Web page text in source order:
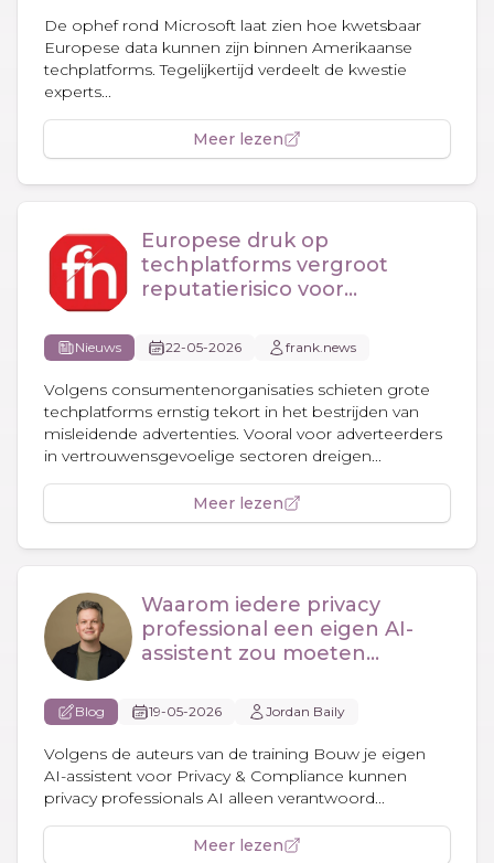
De ophef rond Microsoft laat zien hoe kwetsbaar
Europese data kunnen zijn binnen Amerikaanse
techplatforms. Tegelijkertijd verdeelt de kwestie
experts...
Meer lezen
Europese druk op
techplatforms vergroot
reputatierisico voor
Nieuws 22-05-2026 frank.news
Volgens consumentenorganisaties schieten grote
techplatforms ernstig tekort in het bestrijden van
misleidende advertenties. Vooral voor adverteerders
in vertrouwensgevoelige sectoren dreigen...
Meer lezen
Waarom iedere privacy
professional een eigen AI-
assistent zou moeten
Blog 19-05-2026 Jordan Baily
Volgens de auteurs van de training Bouw je eigen
AI-assistent voor Privacy & Compliance kunnen
privacy professionals AI alleen verantwoord...
Meer lezen